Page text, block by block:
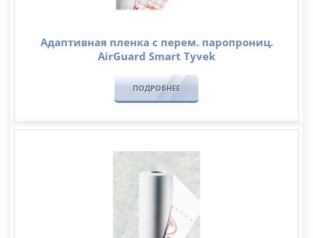
Адаптивная пленка с перем. паропрониц.
AirGuard Smart Tyvek
ПОДРОБНЕЕ